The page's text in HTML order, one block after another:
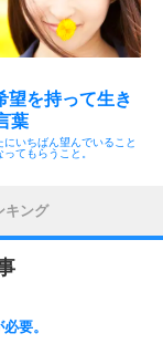
望を持って生き
葉
にいちばん望んでいること
てもらうこと。
キング
要。